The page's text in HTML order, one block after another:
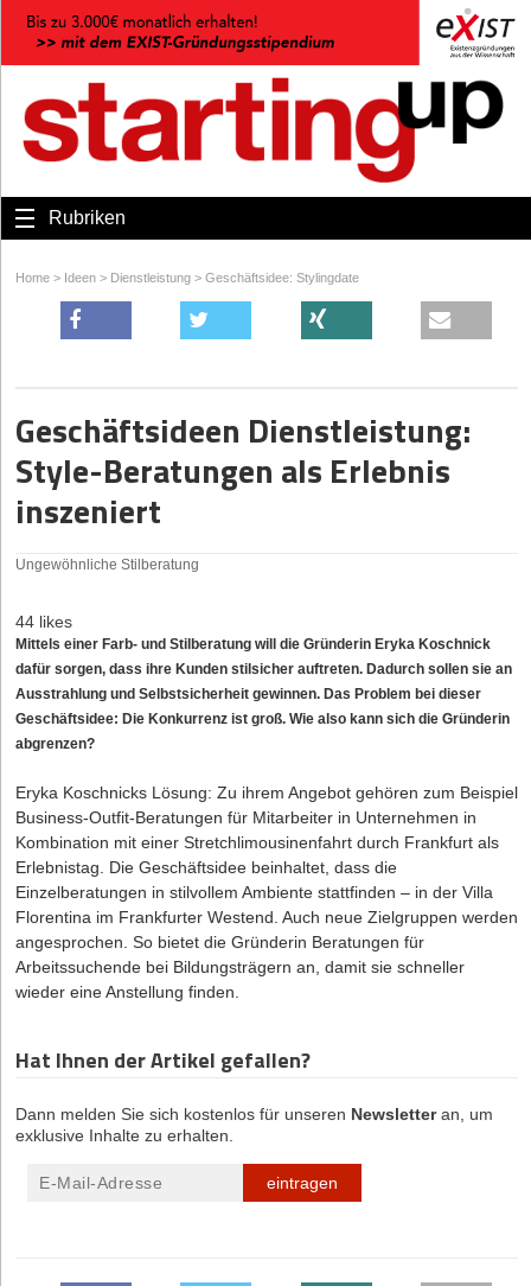
Rubriken
Home > Ideen > Dienstleistung > Geschäftsidee: Stylingdate
Geschäftsideen Dienstleistung:
Style-Beratungen als Erlebnis
inszeniert
Ungewöhnliche Stilberatung
44 likes
Mittels einer Farb- und Stilberatung will die Gründerin Eryka Koschnick
dafür sorgen, dass ihre Kunden stilsicher auftreten. Dadurch sollen sie an
Ausstrahlung und Selbstsicherheit gewinnen. Das Problem bei dieser
Geschäftsidee: Die Konkurrenz ist groß. Wie also kann sich die Gründerin
abgrenzen?
Eryka Koschnicks Lösung: Zu ihrem Angebot gehören zum Beispiel
Business-Outfit-Beratungen für Mitarbeiter in Unternehmen in
Kombination mit einer Stretchlimousinenfahrt durch Frankfurt als
Erlebnistag. Die Geschäftsidee beinhaltet, dass die
Einzelberatungen in stilvollem Ambiente stattfinden – in der Villa
Florentina im Frankfurter Westend. Auch neue Zielgruppen werden
angesprochen. So bietet die Gründerin Beratungen für
Arbeitssuchende bei Bildungsträgern an, damit sie schneller
wieder eine Anstellung finden.
Hat Ihnen der Artikel gefallen?
Dann melden Sie sich kostenlos für unseren Newsletteran, um
exklusive Inhalte zu erhalten.
eintragen